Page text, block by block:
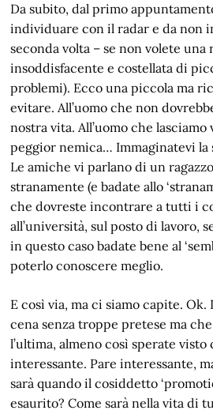
Da subito, dal primo
individuare con il radar e da non
seconda volta – se non volete una
insoddisfacente e costellata di
problemi). Ecco una piccola ma
evitare. All’uomo che non
nostra vita. All’uomo che
peggior nemica… Immaginatevi la
Le amiche vi parlano di un
stranamente (e badate allo
che dovreste incontrare a tutti i
all’università, sul posto di lavoro,
in questo caso badate bene al
poterlo conoscere meglio.
E così via, ma ci siamo capite.
cena senza troppe pretese ma
l’ultima, almeno così sperate
interessante. Pare interessante,
sarà quando il cosiddetto
esaurito? Come sarà nella vita di